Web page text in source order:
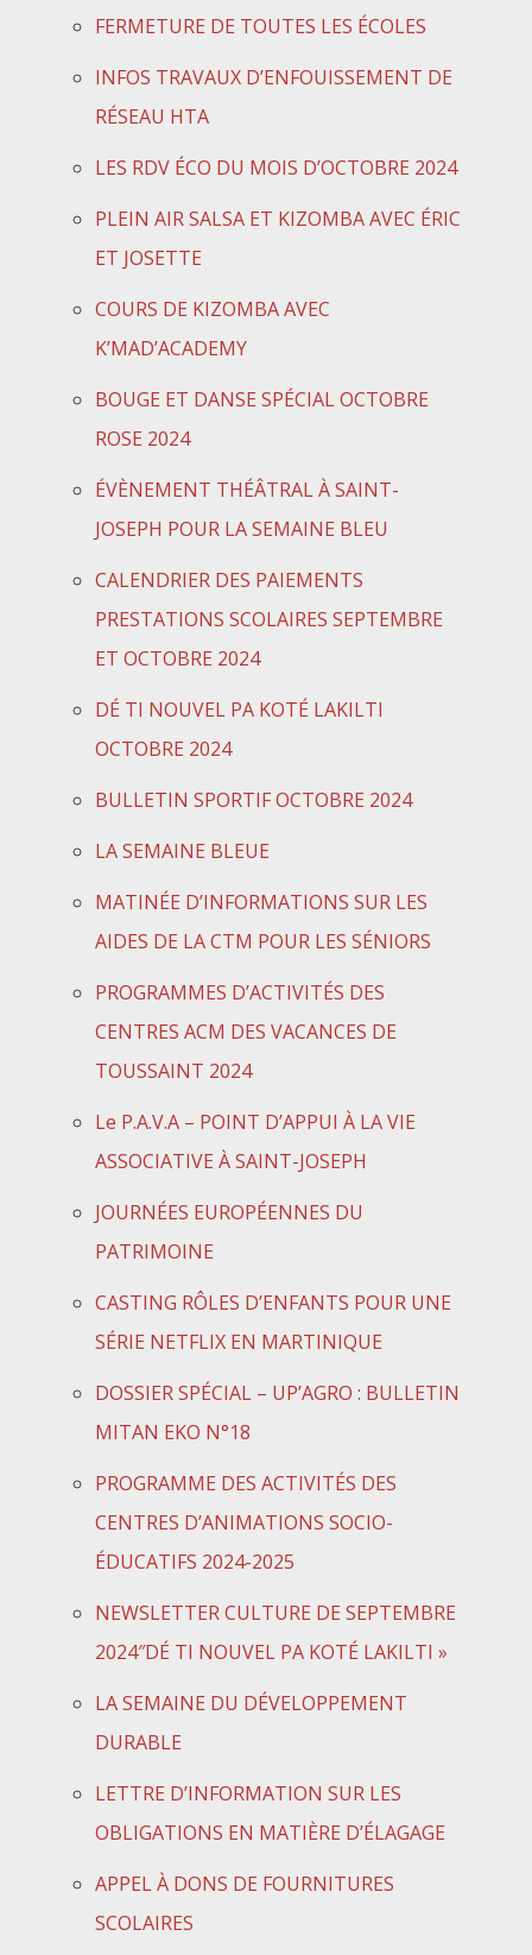
FERMETURE DE TOUTES LES ÉCOLES
INFOS TRAVAUX D’ENFOUISSEMENT DE
RÉSEAU HTA
LES RDV ÉCO DU MOIS D’OCTOBRE 2024
PLEIN AIR SALSA ET KIZOMBA AVEC ÉRIC
ET JOSETTE
COURS DE KIZOMBA AVEC
K’MAD’ACADEMY
BOUGE ET DANSE SPÉCIAL OCTOBRE
ROSE 2024
ÉVÈNEMENT THÉÂTRAL À SAINT-
JOSEPH POUR LA SEMAINE BLEU
CALENDRIER DES PAIEMENTS
PRESTATIONS SCOLAIRES SEPTEMBRE
ET OCTOBRE 2024
DÉ TI NOUVEL PA KOTÉ LAKILTI
OCTOBRE 2024
BULLETIN SPORTIF OCTOBRE 2024
LA SEMAINE BLEUE
MATINÉE D’INFORMATIONS SUR LES
AIDES DE LA CTM POUR LES SÉNIORS
PROGRAMMES D’ACTIVITÉS DES
CENTRES ACM DES VACANCES DE
TOUSSAINT 2024
Le P.A.V.A – POINT D’APPUI À LA VIE
ASSOCIATIVE À SAINT-JOSEPH
JOURNÉES EUROPÉENNES DU
PATRIMOINE
CASTING RÔLES D’ENFANTS POUR UNE
SÉRIE NETFLIX EN MARTINIQUE
DOSSIER SPÉCIAL – UP’AGRO : BULLETIN
MITAN EKO N°18
PROGRAMME DES ACTIVITÉS DES
CENTRES D’ANIMATIONS SOCIO-
ÉDUCATIFS 2024-2025
NEWSLETTER CULTURE DE SEPTEMBRE
2024″DÉ TI NOUVEL PA KOTÉ LAKILTI »
LA SEMAINE DU DÉVELOPPEMENT
DURABLE
LETTRE D’INFORMATION SUR LES
OBLIGATIONS EN MATIÈRE D’ÉLAGAGE
APPEL À DONS DE FOURNITURES
SCOLAIRES